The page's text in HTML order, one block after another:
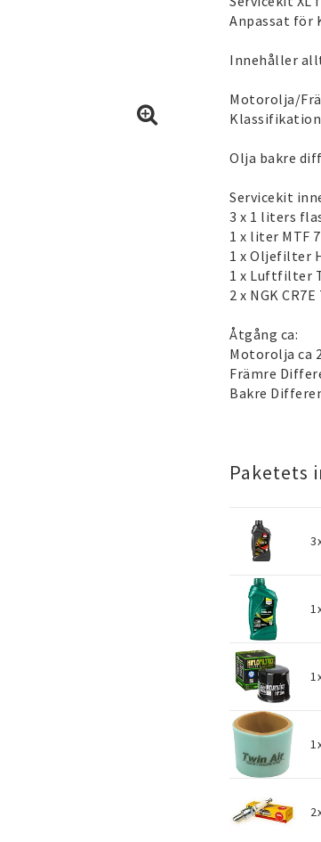
Anpassat för
Innehåller
Motorolja/
Olja bakre
Servicekit
3 x 1 liters
1 x liter MTF
1 x Oljefilter
1 x Luftfilter
2 x NGK
Åtgång ca:
Motorolja ca
Främre
Bakre
Paketets